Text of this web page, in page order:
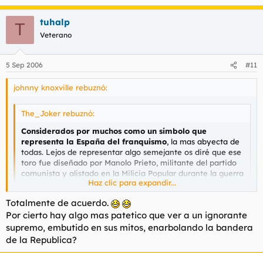
T tuhalp
Veterano
5 Sep 2006 #11
johnny knoxville rebuznó:
The_Joker rebuznó:
Considerados por muchos como un simbolo que
representa la España del franquismo, la mas abyecta de
todas. Lejos de representar algo semejante os diré que ese
toro fue diseñado por Manolo Prieto, militante del partido
comunista y alistado en la Milicia Popular durante la guerra
civil. Me congratula ver a los fascistas de papel con un
simbolo que salio de la cabeza de un rojo y tambien me
congratula que los que tachan de fascista tal signo se
traguen sus palabras.
Informacion sobre Manolo Prieto
https://es.wikipedia.org/wiki/Manolo_Prieto
Haz clic para expandir...
Eso es un gran disparate. Desgraciadamente hoy en día mucha
gente califica de facha todo lo que no sea: ir de nacionalista
Haz clic para expandir...
Totalmente de acuerdo.
Por cierto hay algo mas patetico que ver a un ignorante
supremo, embutido en sus mitos, enarbolando la bandera
de la Republica?